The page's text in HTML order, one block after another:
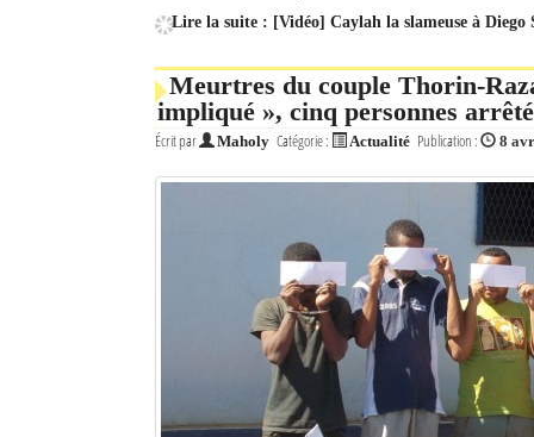
Lire la suite : [Vidéo] Caylah la slameuse à Diego
Meurtres du couple Thorin-
impliqué », cinq personnes
Écrit par Maholy Catégorie : Actualité Publication : 8